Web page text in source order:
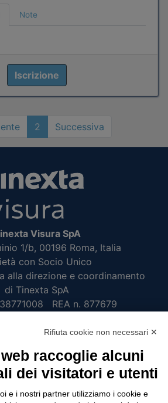
Note
Iscrizione
2 Successiva
Visura SpA
1/b, 00196 Roma, Italia
con Socio Unico
alla direzione e coordinamento
di Tinexta SpA
REA n. 877679
Password
Rifiuta cookie non necessari ✕
raccoglie alcuni
dei visitatori e utenti
e i nostri partner utilizziamo i cookie e